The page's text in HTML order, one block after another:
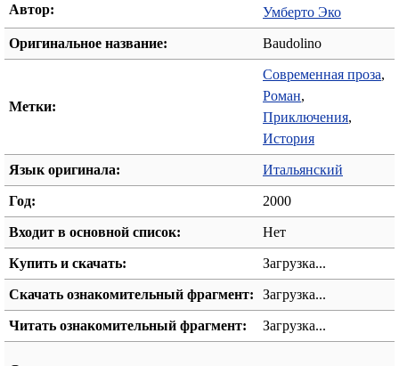
Автор: Умберто Эко
Оригинальное название: Baudolino
Метки:
Современная проза,
Роман,
Приключения,
История
Язык оригинала: Итальянский
Год: 2000
Входит в основной список: Нет
Купить и скачать: Загрузка...
Скачать ознакомительный фрагмент: Загрузка...
Читать ознакомительный фрагмент: Загрузка...